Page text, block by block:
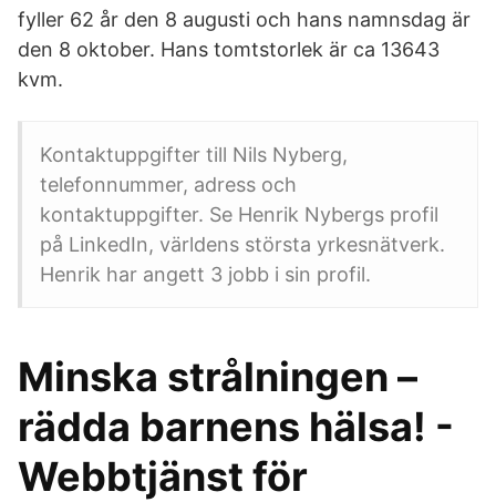
fyller 62 år den 8 augusti och hans namnsdag är
den 8 oktober. Hans tomtstorlek är ca 13643
kvm.
Kontaktuppgifter till Nils Nyberg,
telefonnummer, adress och
kontaktuppgifter. Se Henrik Nybergs profil
på LinkedIn, världens största yrkesnätverk.
Henrik har angett 3 jobb i sin profil.
Minska strålningen –
rädda barnens hälsa! -
Webbtjänst för